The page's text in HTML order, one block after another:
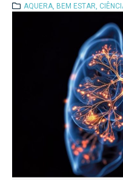
AQUERA, BEM ESTAR,